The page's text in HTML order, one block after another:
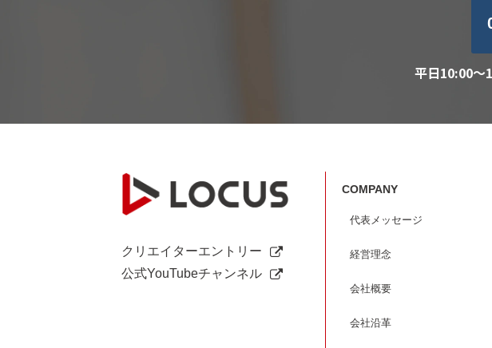
平日10:00～
クリエイターエントリー
公式YouTubeチャンネル
COMPANY
代表メッセージ
経営理念
会社概要
会社沿革